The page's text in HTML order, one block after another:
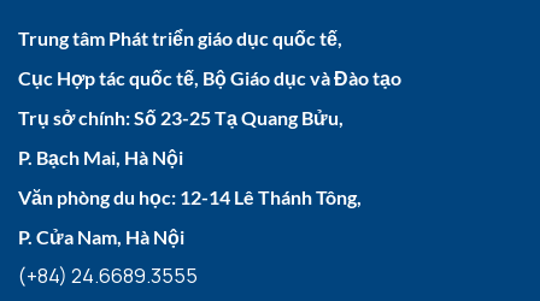
Trung tâm Phát triển giáo dục quốc tế,
Cục Hợp tác quốc tế, Bộ Giáo dục và Đào tạo
Trụ sở chính: Số 23-25 Tạ Quang Bửu,
P. Bạch Mai, Hà Nội
Văn phòng du học: 12-14 Lê Thánh Tông,
P. Cửa Nam, Hà Nội
(+84) 24.6689.3555